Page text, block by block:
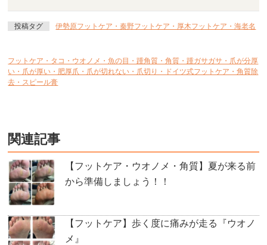
投稿タグ 伊勢原フットケア・秦野フットケア・厚木フットケア・海老名
フットケア・タコ・ウオノメ・魚の目・踵角質・角質・踵ガサガサ・爪が分厚
い・爪が厚い・肥厚爪・爪が切れない・爪切り・ドイツ式フットケア・角質除
去・スピール膏
関連記事
【フットケア・ウオノメ・角質】夏が来る前
から準備しましょう！！
【フットケア】歩く度に痛みが走る『ウオノ
メ』